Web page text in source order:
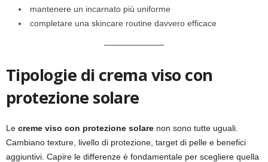
mantenere un incarnato più uniforme
completare una skincare routine davvero efficace
Tipologie di crema viso con
protezione solare
Le creme viso con protezione solare non sono tutte uguali.
Cambiano texture, livello di protezione, target di pelle e benefici
aggiuntivi. Capire le differenze è fondamentale per scegliere quella